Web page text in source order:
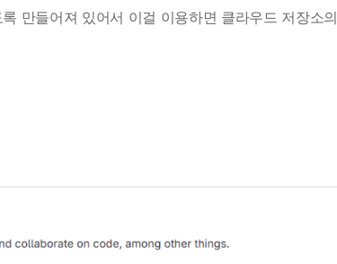
만들어져 있어서 이걸 이용하면 클라우드 저장소의